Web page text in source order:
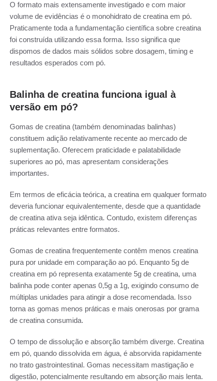
O formato mais extensamente investigado e com maior
volume de evidências é o monohidrato de creatina em pó.
Praticamente toda a fundamentação científica sobre creatina
foi construída utilizando essa forma. Isso significa que
dispomos de dados mais sólidos sobre dosagem, timing e
resultados esperados com pó.
Balinha de creatina funciona igual à
versão em pó?
Gomas de creatina (também denominadas balinhas)
constituem adição relativamente recente ao mercado de
suplementação. Oferecem praticidade e palatabilidade
superiores ao pó, mas apresentam considerações
importantes.
Em termos de eficácia teórica, a creatina em qualquer formato
deveria funcionar equivalentemente, desde que a quantidade
de creatina ativa seja idêntica. Contudo, existem diferenças
práticas relevantes entre formatos.
Gomas de creatina frequentemente contêm menos creatina
pura por unidade em comparação ao pó. Enquanto 5g de
creatina em pó representa exatamente 5g de creatina, uma
balinha pode conter apenas 0,5g a 1g, exigindo consumo de
múltiplas unidades para atingir a dose recomendada. Isso
torna as gomas menos práticas e mais onerosas por grama
de creatina consumida.
O tempo de dissolução e absorção também diverge. Creatina
em pó, quando dissolvida em água, é absorvida rapidamente
no trato gastrointestinal. Gomas necessitam mastigação e
digestão, potencialmente resultando em absorção mais lenta.